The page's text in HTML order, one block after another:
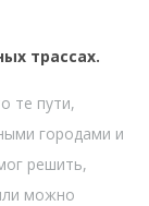
трассах.
те пути,
городами и
решить,
можно